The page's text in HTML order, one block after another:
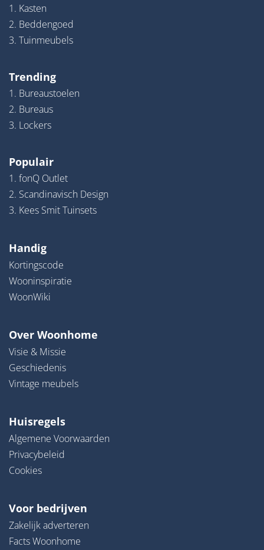
1. Kasten
2. Beddengoed
3. Tuinmeubels
Trending
1. Bureaustoelen
2. Bureaus
3. Lockers
Populair
1. fonQ Outlet
2. Scandinavisch Design
3. Kees Smit Tuinsets
Handig
Kortingscode
Wooninspiratie
WoonWiki
Over Woonhome
Visie & Missie
Geschiedenis
Vintage meubels
Huisregels
Algemene Voorwaarden
Privacybeleid
Cookies
Voor bedrijven
Zakelijk adverteren
Facts Woonhome